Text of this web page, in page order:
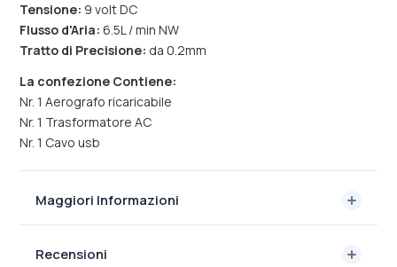
Tensione: 9 volt DC
Flusso d'Aria: 6.5L / min NW
Tratto di Precisione: da 0.2mm
La confezione Contiene:
Nr. 1 Aerografo ricaricabile
Nr. 1 Trasformatore AC
Nr. 1 Cavo usb
Maggiori Informazioni
Recensioni